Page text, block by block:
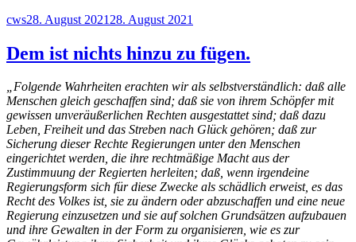
Autor
cwsVeröffentlicht
28. August 2021 28. August 2021
Dem ist nichts hinzu zu fügen.
„Folgende Wahrheiten erachten wir als selbstverständlich: daß alle
Menschen gleich geschaffen sind; daß sie von ihrem Schöpfer mit
gewissen unveräußerlichen Rechten ausgestattet sind; daß dazu
Leben, Freiheit und das Streben nach Glück gehören; daß zur
Sicherung dieser Rechte Regierungen unter den Menschen
eingerichtet werden, die ihre rechtmäßige Macht aus der
Zustimmuung der Regierten herleiten; daß, wenn irgendeine
Regierungsform sich für diese Zwecke als schädlich erweist, es das
Recht des Volkes ist, sie zu ändern oder abzuschaffen und eine neue
Regierung einzusetzen und sie auf solchen Grundsätzen aufzubauen
und ihre Gewalten in der Form zu organisieren, wie es zur